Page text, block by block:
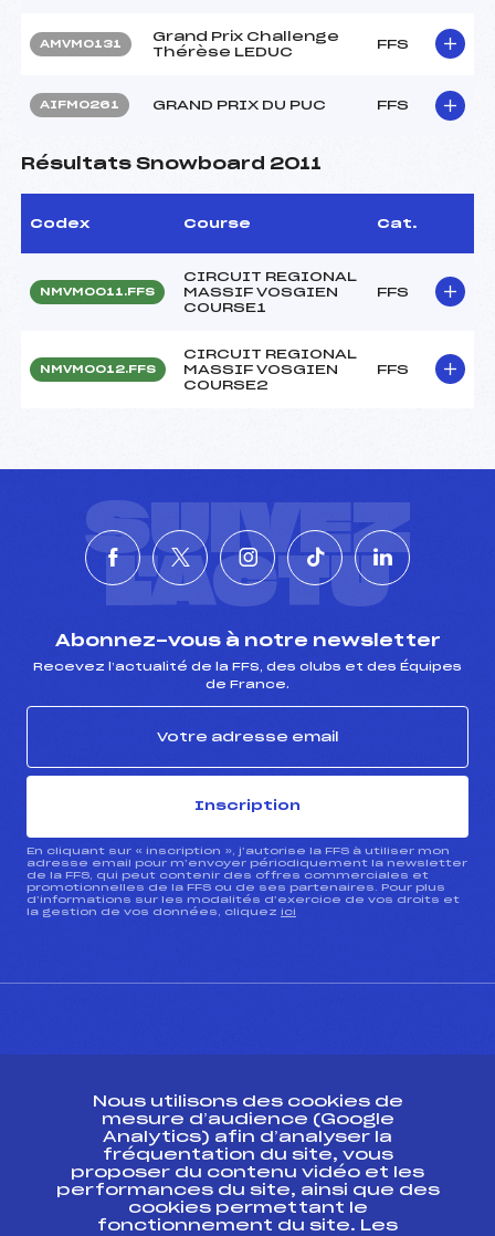
AMVM0131
Grand Prix Challenge
Thérèse LEDUC
FFS
AIFM0261 GRAND PRIX DU PUC FFS
Résultats Snowboard 2011
Codex Course Cat.
NMVM0011.FFS
CIRCUIT REGIONAL
MASSIF VOSGIEN
COURSE1
FFS
NMVM0012.FFS
CIRCUIT REGIONAL
MASSIF VOSGIEN
COURSE2
FFS
SUIVEZ
L'ACTU
Abonnez-vous à notre newsletter
Recevez l’actualité de la FFS, des clubs et des Équipes
de France.
Inscription
En cliquant sur « inscription », j’autorise la FFS à utiliser mon
adresse email pour m’envoyer périodiquement la newsletter
de la FFS, qui peut contenir des offres commerciales et
promotionnelles de la FFS ou de ses partenaires. Pour plus
d’informations sur les modalités d’exercice de vos droits et
la gestion de vos données, cliquez ici
ESPACE PRESSE
Ressources
Pass’Neige
Projet sportif fédéral
Nous utilisons des cookies de
mesure d’audience (Google
Analytics) afin d’analyser la
fréquentation du site, vous
proposer du contenu vidéo et les
performances du site, ainsi que des
cookies permettant le
fonctionnement du site. Les